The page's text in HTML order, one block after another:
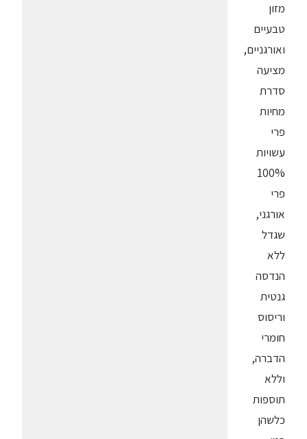
מזון
טבעיים
ואורגניים,
מציעה
סדרת
מחיות
פרי
עשויות
100%
פרי
אורגני,
שגדל
ללא
הנדסה
גנטית
וריסוס
חומרי
הדברה,
וללא
תוספות
כלשהן